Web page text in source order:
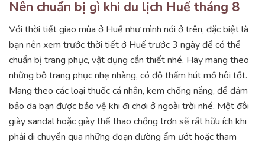
Nên chuẩn bị gì khi du lịch Huế tháng 8
Với thời tiết giao mùa ở Huế như mình nói ở trên, đặc biệt là
bạn nên xem trước thời tiết ở Huế trước 3 ngày để có thể
chuẩn bị trang phục, vật dụng cần thiết nhé. Hãy mang theo
những bộ trang phục nhẹ nhàng, có độ thấm hút mồ hôi tốt.
Mang theo các loại thuốc cá nhân, kem chống nắng, để đảm
bảo da bạn được bảo vệ khi đi chơi ở ngoài trời nhé. Một đôi
giày sandal hoặc giày thể thao chống trơn sẽ rất hữu ích khi
phải di chuyển qua những đoạn đường ẩm ướt hoặc tham